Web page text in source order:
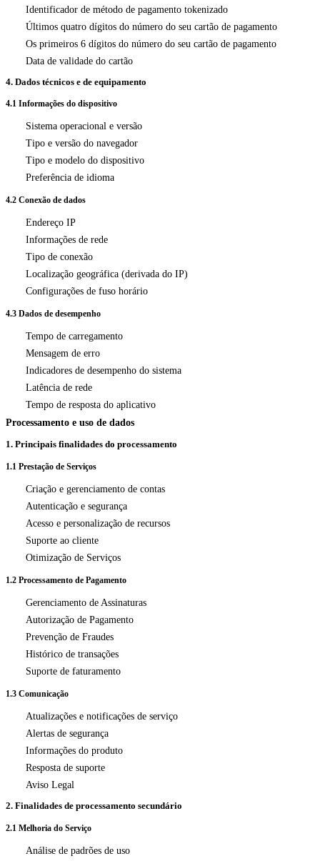
Identificador de método de pagamento tokenizado
Últimos quatro dígitos do número do seu cartão de pagamento
Os primeiros 6 dígitos do número do seu cartão de pagamento
Data de validade do cartão
4. Dados técnicos e de equipamento
4.1 Informações do dispositivo
Sistema operacional e versão
Tipo e versão do navegador
Tipo e modelo do dispositivo
Preferência de idioma
4.2 Conexão de dados
Endereço IP
Informações de rede
Tipo de conexão
Localização geográfica (derivada do IP)
Configurações de fuso horário
4.3 Dados de desempenho
Tempo de carregamento
Mensagem de erro
Indicadores de desempenho do sistema
Latência de rede
Tempo de resposta do aplicativo
Processamento e uso de dados
1. Principais finalidades do processamento
1.1 Prestação de Serviços
Criação e gerenciamento de contas
Autenticação e segurança
Acesso e personalização de recursos
Suporte ao cliente
Otimização de Serviços
1.2 Processamento de Pagamento
Gerenciamento de Assinaturas
Autorização de Pagamento
Prevenção de Fraudes
Histórico de transações
Suporte de faturamento
1.3 Comunicação
Atualizações e notificações de serviço
Alertas de segurança
Informações do produto
Resposta de suporte
Aviso Legal
2. Finalidades de processamento secundário
2.1 Melhoria do Serviço
Análise de padrões de uso